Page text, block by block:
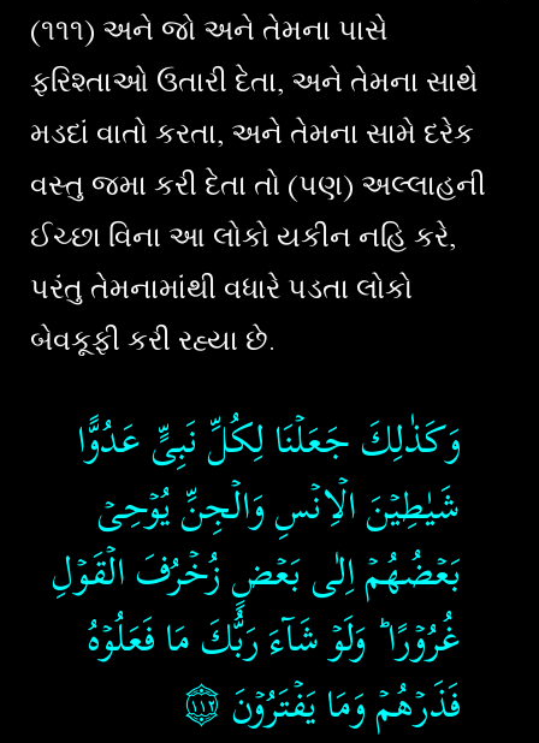
(૧૧૧) અને જો અને તેમના પાસે
ફરિશ્તાઓ ઉતારી દેતા, અને તેમના સાથે
મડદાં વાતો કરતા, અને તેમના સામે દરેક
વસ્તુ જમા કરી દેતા તો (પણ) અલ્લાહની
ઈચ્છા વિના આ લોકો યકીન નહિ કરે,
પરંતુ તેમનામાંથી વધારે પડતા લોકો
બેવકૂફી કરી રહ્યા છે.
وَكَذٰلِكَ جَعَلۡنَا لِكُلِّ نَبِىٍّ عَدُوًّا
شَيٰطِيۡنَ الۡاِنۡسِ وَالۡجِنِّ يُوۡحِىۡ
بَعۡضُهُمۡ اِلٰى بَعۡضٍ زُخۡرُفَ الۡقَوۡلِ
غُرُوۡرًا​ ؕ وَلَوۡ شَآءَ رَبُّكَ مَا فَعَلُوۡهُ​
فَذَرۡهُمۡ وَمَا يَفۡتَرُوۡنَ‏۝١١٢